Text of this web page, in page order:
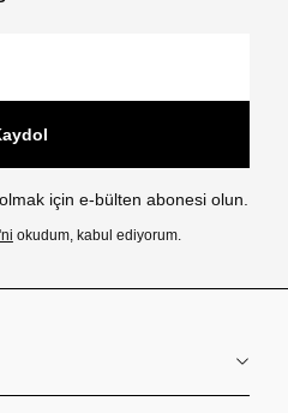
için e-bülten abonesi olun.
okudum, kabul ediyorum.